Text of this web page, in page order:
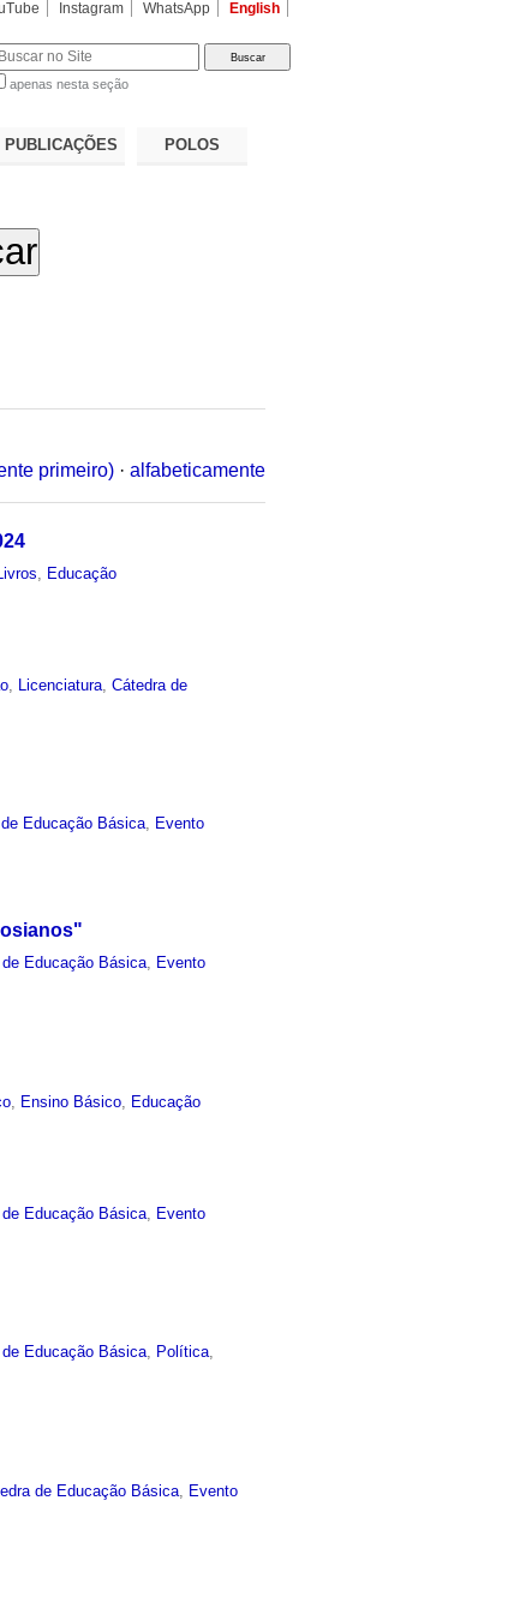
Instagram WhatsApp English
apenas nesta seção
PUBLICAÇÕES POLOS
primeiro) · alfabeticamente
Livros Educação
Licenciatura ,Cátedra de
Educação Básica, Evento
de Educação Básica, Evento
Ensino Básico Educação
de Educação Básica Evento
de Educação Básica, Política,
de Educação Básica
Evento